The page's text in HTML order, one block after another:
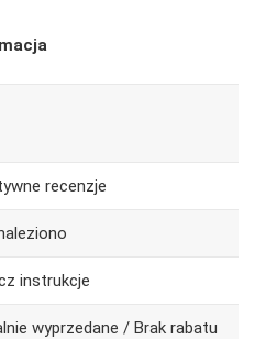
recenzje
instrukcje
wyprzedane / Brak rabatu